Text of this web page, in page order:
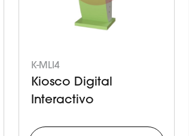
K-MLI4
Kiosco Digital
Interactivo